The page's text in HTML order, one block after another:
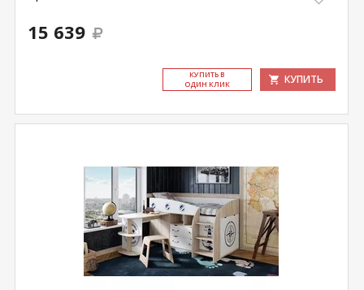
15 639
КУ­ПИТЬ В
ОДИН КЛИК
КУПИТЬ